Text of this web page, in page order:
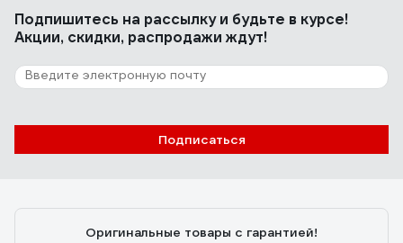
Подпишитесь на рассылкуи будьте в курсе!
Акции, скидки, распродажи ждут!
Подписаться
Оригинальные товары с гарантией!